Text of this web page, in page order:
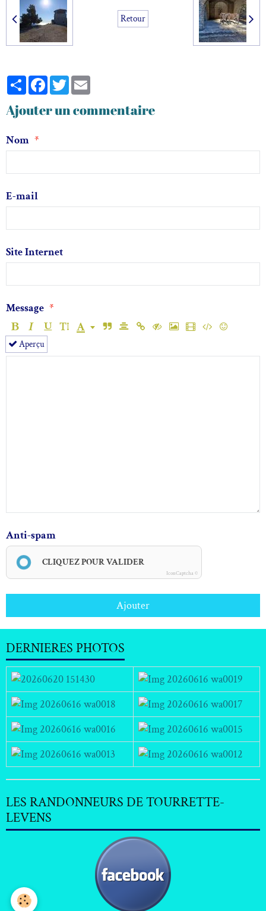
Retour
PartagerFacebook
Twitter
Ajouter un commentaire
Nom
E-mail
Site Internet
Message
Aperçu
Anti-spam
CLIQUEZ POUR VALIDER
IconCaptcha ©
Ajouter
DERNIERES PHOTOS
LES RANDONNEURS DE TOURRETTE-
LEVENS